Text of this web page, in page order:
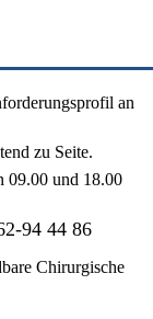
an
zu Seite.
09.00 und 18.00
94 44 86
Chirurgische